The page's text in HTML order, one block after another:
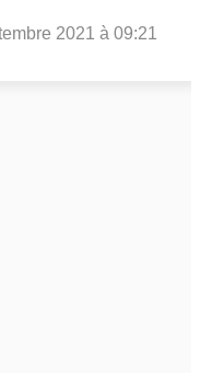
2021 à 09:21